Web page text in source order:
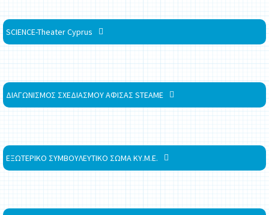
SCIENCE-Theater Cyprus
ΔΙΑΓΩΝΙΣΜΟΣ ΣΧΕΔΙΑΣΜΟΥ ΑΦΙΣΑΣ STEAME
ΕΞΩΤΕΡΙΚΟ ΣΥΜΒΟΥΛΕΥΤΙΚΟ ΣΩΜΑ ΚΥ.Μ.Ε.